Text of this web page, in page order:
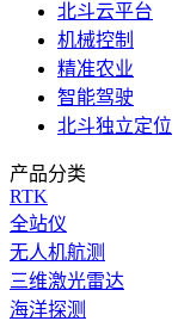
北斗云平台
机械控制
精准农业
智能驾驶
北斗独立定位
产品分类
RTK
全站仪
无人机航测
三维激光雷达
海洋探测